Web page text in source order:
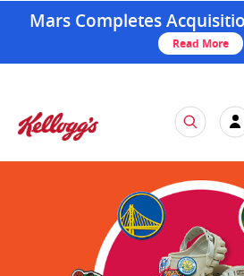
Mars Completes
Read More